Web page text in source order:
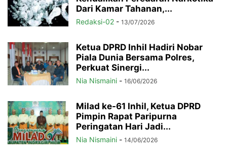
Dari Kamar Tahanan,...
Redaksi-02 - 13/07/2026
Ketua DPRD Inhil Hadiri Nobar
Piala Dunia Bersama Polres,
Perkuat Sinergi...
Nia Nismaini - 16/06/2026
Milad ke-61 Inhil, Ketua DPRD
Pimpin Rapat Paripurna
Peringatan Hari Jadi...
Nia Nismaini - 14/06/2026